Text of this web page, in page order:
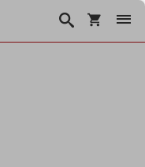
Korpa
Traži